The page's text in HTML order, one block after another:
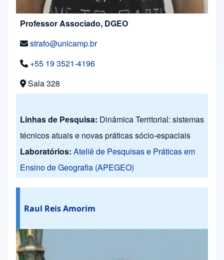
Professor Associado, DGEO
strafo@unicamp.br
+55 19 3521-4196
Sala 328
Linhas de Pesquisa: Dinâmica Territorial: sistemas
técnicos atuais e novas práticas sócio-espaciais
Laboratórios: Ateliê de Pesquisas e Práticas em
Ensino de Geografia (APEGEO)
Raul Reis Amorim